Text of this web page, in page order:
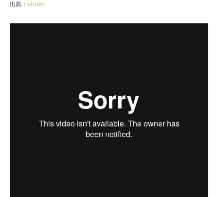
出典： vimeo